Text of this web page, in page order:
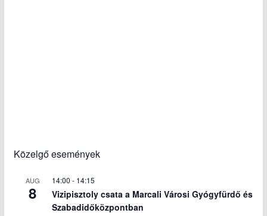
Közelgő események
AUG
8
14:00 - 14:15
Vizipisztoly csata a Marcali Városi Gyógyfürdő és
Szabadidőközpontban